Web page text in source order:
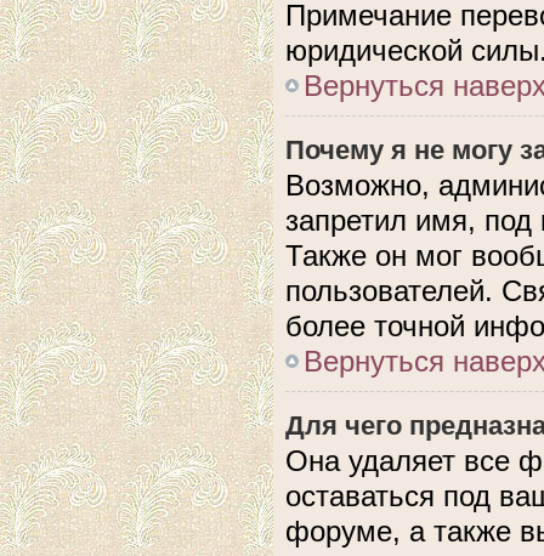
Примечание
юридической
Вернуться
Почему я не могу
Возможно,
запретил имя, под
Также он мог
пользователей.
более точной
Вернуться
Для чего
Она удаляет все
оставаться под
форуме, а также